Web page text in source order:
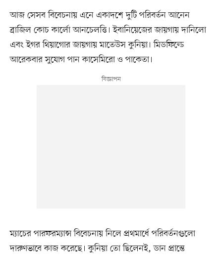
আজ সেসব বিবেচনায় এনে একাদশে দুটি পরিবর্তন আনেন
ব্রাজিল কোচ কার্লো আনচেলত্তি। ইবানিয়েজের জায়গায় দানিলো
এবং ইগর থিয়াগোর জায়গায় মাতেউস কুনিয়া। মিডফিল্ডে
আরেকবার সুযোগ পান কাসেমিরো ও পাকেতা।
ম্যাচের পারফরম্যান্স বিবেচনায় নিলে প্রথমার্ধে পরিবর্তনগুলো
দারুণভাবে কাজ করেছে। কুনিয়া তো ছিলেনই, ডান প্রান্তে